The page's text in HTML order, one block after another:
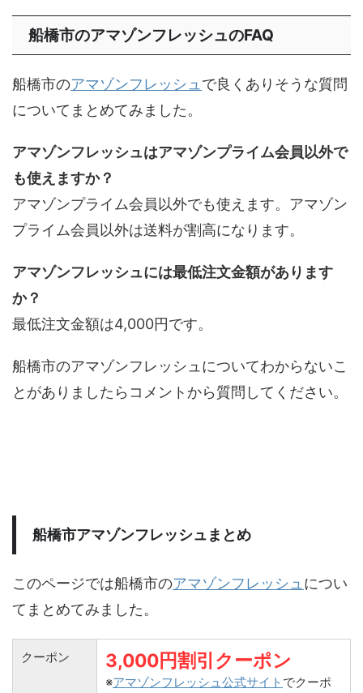
船橋市のアマゾンフレッシュのFAQ
船橋市のアマゾンフレッシュ で良くありそうな質問
についてまとめてみました。
アマゾンフレッシュはアマゾンプライム会員以外で
も使えますか？
アマゾンプライム会員以外でも使えます。アマゾン
プライム会員以外は送料が割高になります。
アマゾンフレッシュには最低注文金額があります
か？
最低注文金額は4,000円です。
船橋市のアマゾンフレッシュについてわからないこ
とがありましたらコメントから質問してください。
船橋市アマゾンフレッシュまとめ
このページでは船橋市のアマゾンフレッシュ につい
てまとめてみました。
クーポン 3,000円割引クーポン
※アマゾンフレッシュ公式サイト でクーポ